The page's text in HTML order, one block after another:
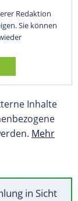
Redaktion
Sie können
Inhalte
Mehr
in Sicht